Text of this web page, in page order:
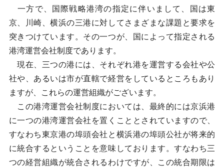
一方で、国際戦略港湾の指定に伴いまして、国は東
京、川崎、横浜の三港に対してさまざまな課題と要求を
突きつけています。その一つが、国によって指定される
港湾運営会社制度であります。
現在、三つの港には、それぞれ港を運営する会社や公
社や、あるいは市が直轄で経営をしているところもあり
ますが、これらの運営組織がございます。
この港湾運営会社制度においては、最終的には京浜港
に一つの港湾運営会社を置くこととされていますので、
すなわち東京港の埠頭会社と横浜港の埠頭公社が将来的
に統合するということを意味しております。すなわち三
つの経営組織が統合されるわけですが、この統合期限は